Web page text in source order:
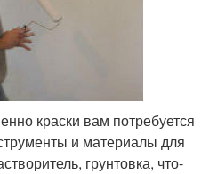
краски вам потребуется
и материалы для
грунтовка, что-